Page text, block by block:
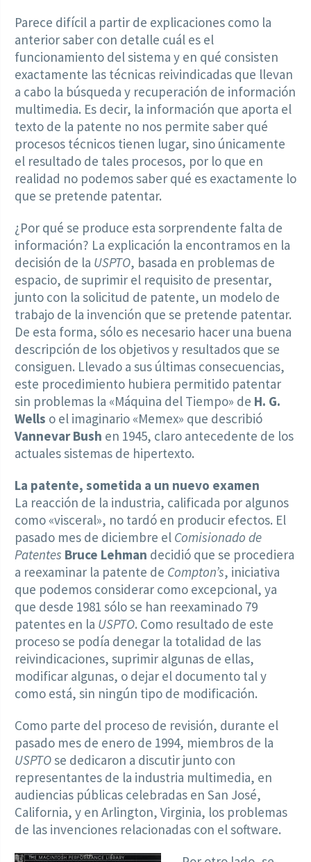
Parece difícil a partir de explicaciones como la
anterior saber con detalle cuál es el
funcionamiento del sistema y en qué consisten
exactamente las técnicas reivindicadas que llevan
a cabo la búsqueda y recuperación de información
multimedia. Es decir, la información que aporta el
texto de la patente no nos permite saber qué
procesos técnicos tienen lugar, sino únicamente
el resultado de tales procesos, por lo que en
realidad no podemos saber qué es exactamente lo
que se pretende patentar.
¿Por qué se produce esta sorprendente falta de
información? La explicación la encontramos en la
decisión de la USPTO, basada en problemas de
espacio, de suprimir el requisito de presentar,
junto con la solicitud de patente, un modelo de
trabajo de la invención que se pretende patentar.
De esta forma, sólo es necesario hacer una buena
descripción de los objetivos y resultados que se
consiguen. Llevado a sus últimas consecuencias,
este procedimiento hubiera permitido patentar
sin problemas la «Máquina del Tiempo» de H. G.
Wells o el imaginario «Memex» que describió
Vannevar Bush en 1945, claro antecedente de los
actuales sistemas de hipertexto.
La patente, sometida a un nuevo examen
La reacción de la industria, calificada por algunos
como «visceral», no tardó en producir efectos. El
pasado mes de diciembre el Comisionado de
Patentes Bruce Lehman decidió que se procediera
a reexaminar la patente de Compton’s, iniciativa
que podemos considerar como excepcional, ya
que desde 1981 sólo se han reexaminado 79
patentes en la USPTO. Como resultado de este
proceso se podía denegar la totalidad de las
reivindicaciones, suprimir algunas de ellas,
modificar algunas, o dejar el documento tal y
como está, sin ningún tipo de modificación.
Como parte del proceso de revisión, durante el
pasado mes de enero de 1994, miembros de la
USPTOse dedicaron a discutir junto con
representantes de la industria multimedia, en
audiencias públicas celebradas en San José,
California, y en Arlington, Virginia, los problemas
de las invenciones relacionadas con el software.